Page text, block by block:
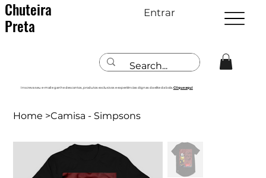
Chuteira
Preta
Entrar
Inscreva seu e-mail e ganhe descontos, produtos exclusivos e experiências dignas da elite da bola. Clique aqui
Home >Camisa - Simpsons